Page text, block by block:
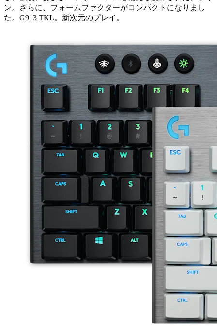
ン。さらに、フォームファクターがコンパクトになりまし
た。G913 TKL。新次元のプレイ。